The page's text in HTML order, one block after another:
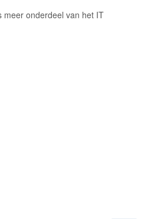
meer onderdeel van het IT